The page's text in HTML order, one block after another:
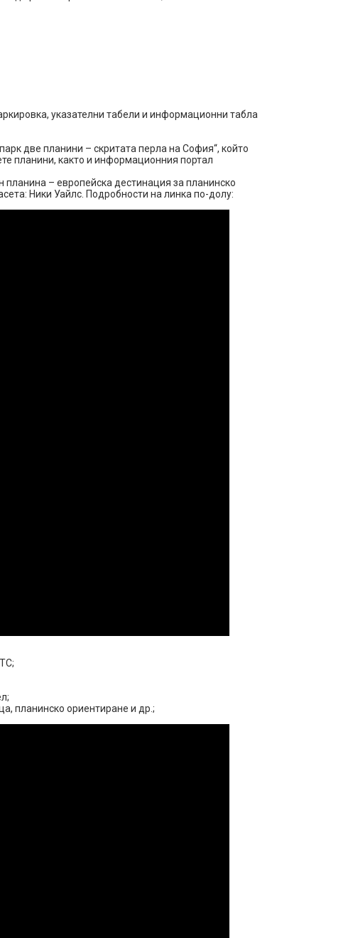
указателни табели и информационни табла
две планини – скритата перла на София“, който
планини, както и информационния портал
– европейска дестинация за планинско
Ники Уайлс. Подробности на линка по-долу:
планинско ориентиране и др.;